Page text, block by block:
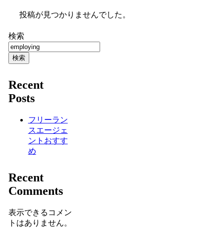
投稿が見つかりませんでした。
検索
検索
Recent
Posts
フリーラン
スエージェ
ントおすす
め
Recent
Comments
表示できるコメン
トはありません。